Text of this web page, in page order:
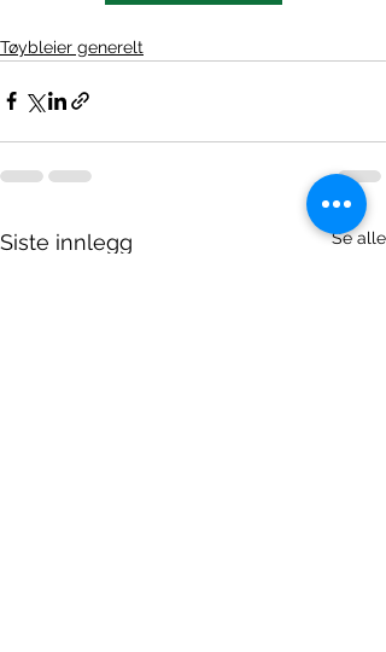
Tøybleier generelt
Siste innlegg Se alle